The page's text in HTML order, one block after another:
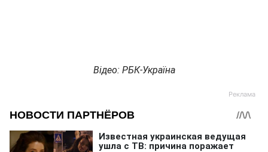
Відео: РБК-Україна